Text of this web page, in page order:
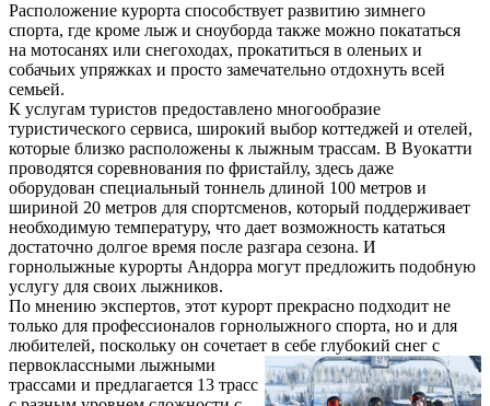
Расположение курорта способствует развитию зимнего
спорта, где кроме лыж и сноуборда также можно покататься
на мотосанях или снегоходах, прокатиться в оленьих и
собачьих упряжках и просто замечательно отдохнуть всей
семьей.
К услугам туристов предоставлено многообразие
туристического сервиса, широкий выбор коттеджей и отелей,
которые близко расположены к лыжным трассам. В Вуокатти
проводятся соревнования по фристайлу, здесь даже
оборудован специальный тоннель длиной 100 метров и
шириной 20 метров для спортсменов, который поддерживает
необходимую температуру, что дает возможность кататься
достаточно долгое время после разгара сезона. И
горнолыжные курорты Андорра могут предложить подобную
услугу для своих лыжников.
По мнению экспертов, этот курорт прекрасно подходит не
только для профессионалов горнолыжного спорта, но и для
любителей, поскольку он сочетает в себе глубокий снег с
первоклассными лыжными
трассами и предлагается 13 трасс